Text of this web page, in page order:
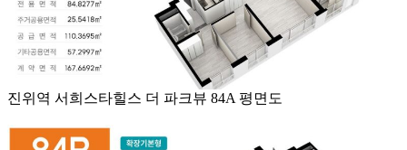
진위역 서희스타힐스 더 파크뷰 84A 평면도